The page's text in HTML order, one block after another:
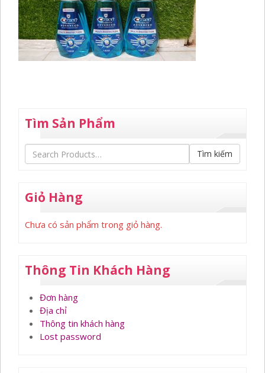
Tìm Sản Phẩm
Tìm kiếm
Giỏ Hàng
Chưa có sản phẩm trong giỏ hàng.
Thông Tin Khách Hàng
Đơn hàng
Địa chỉ
Thông tin khách hàng
Lost password